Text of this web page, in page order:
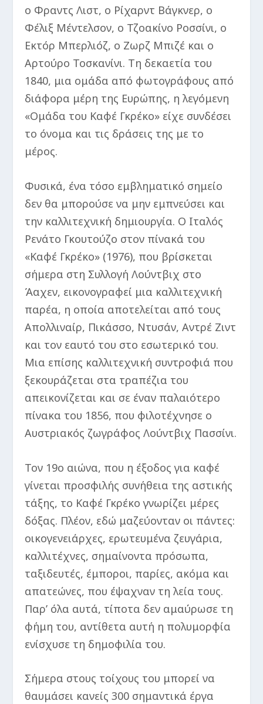
ο Φραντς Λιστ, ο Ρίχαρντ Βάγκνερ, ο
Φέλιξ Μέντελσον, ο Τζοακίνο Ροσσίνι, ο
Εκτόρ Μπερλιόζ, ο Ζωρζ Μπιζέ και ο
Αρτούρο Τοσκανίνι. Τη δεκαετία του
1840, μια ομάδα από φωτογράφους από
διάφορα μέρη της Ευρώπης, η λεγόμενη
«Ομάδα του Καφέ Γκρέκο» είχε συνδέσει
το όνομα και τις δράσεις της με το
μέρος.
Φυσικά, ένα τόσο εμβληματικό σημείο
δεν θα μπορούσε να μην εμπνεύσει και
την καλλιτεχνική δημιουργία. Ο Ιταλός
Ρενάτο Γκουτούζο στον πίνακά του
«Καφέ Γκρέκο» (1976), που βρίσκεται
σήμερα στη Συλλογή Λούντβιχ στο
Άαχεν, εικονογραφεί μια καλλιτεχνική
παρέα, η οποία αποτελείται από τους
Απολλιναίρ, Πικάσσο, Ντυσάν, Αντρέ Ζιντ
και τον εαυτό του στο εσωτερικό του.
Μια επίσης καλλιτεχνική συντροφιά που
ξεκουράζεται στα τραπέζια του
απεικονίζεται και σε έναν παλαιότερο
πίνακα του 1856, που φιλοτέχνησε ο
Αυστριακός ζωγράφος Λούντβιχ Πασσίνι.
Toν 19ο αιώνα, που η έξοδος για καφέ
γίνεται προσφιλής συνήθεια της αστικής
τάξης, το Καφέ Γκρέκο γνωρίζει μέρες
δόξας. Πλέον, εδώ μαζεύονταν οι πάντες:
οικογενειάρχες, ερωτευμένα ζευγάρια,
καλλιτέχνες, σημαίνοντα πρόσωπα,
ταξιδευτές, έμποροι, παρίες, ακόμα και
απατεώνες, που έψαχναν τη λεία τους.
Παρ’ όλα αυτά, τίποτα δεν αμαύρωσε τη
φήμη του, αντίθετα αυτή η πολυμορφία
ενίσχυσε τη δημοφιλία του.
Σήμερα στους τοίχους του μπορεί να
θαυμάσει κανείς 300 σημαντικά έργα